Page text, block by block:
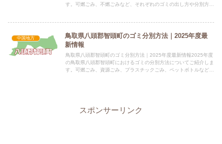
す。可燃ごみ、不燃ごみなど、それぞれのゴミの出し方や分別方法
中国地方
鳥取県八頭郡智頭町のゴミ分別方法｜2025年度最
新情報
鳥取県八頭郡智頭町のゴミ分別方法｜2025年度最新情報2025年度
の鳥取県八頭郡智頭町におけるゴミの分別方法についてご紹介しま
す。可燃ごみ、資源ごみ、プラスチックごみ、ペットボトルなどの
スポンサーリンク